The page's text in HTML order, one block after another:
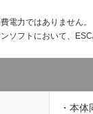
電力ではありません。
ソフトにおいて、
・本